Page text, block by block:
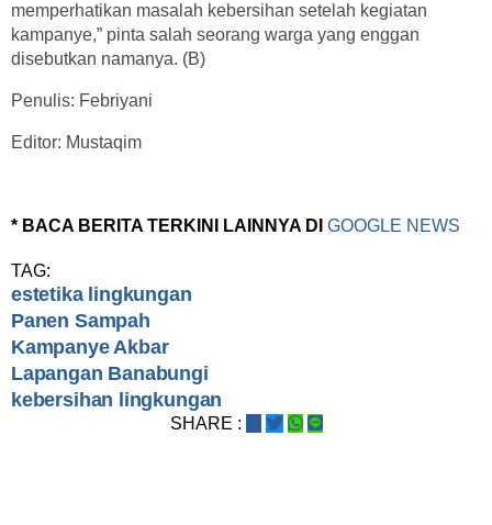
memperhatikan masalah kebersihan setelah kegiatan
kampanye,” pinta salah seorang warga yang enggan
disebutkan namanya. (B)
Penulis: Febriyani
Editor: Mustaqim
* BACA BERITA TERKINI LAINNYA DI GOOGLE NEWS
TAG:
estetika lingkungan
Panen Sampah
Kampanye Akbar
Lapangan Banabungi
kebersihan lingkungan
SHARE :